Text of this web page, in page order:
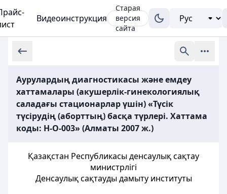
Видеоинструкция
Старая
версия
сайта
Аурулардың диагностикасы және емдеу
хаттамалары (акушерлік-гинекологиялық
саладағы стационарлар үшін) «Түсік
түсірудің (аборттың) басқа түрлері. Хаттама
коды: H-O-003» (Алматы 2007 ж.)
Қазақстан Республикасы денсаулық сақтау
министрлігі
Денсаулық сақтауды дамыту институты